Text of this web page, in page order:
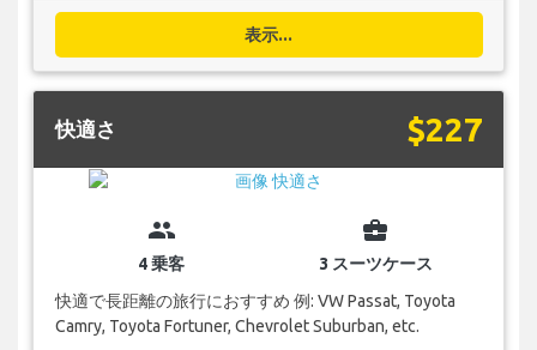
表示...
快適さ $227
group
4 乗客
business_center
3 スーツケース
快適で長距離の旅行におすすめ 例: VW Passat, Toyota
Camry, Toyota Fortuner, Chevrolet Suburban, etc.